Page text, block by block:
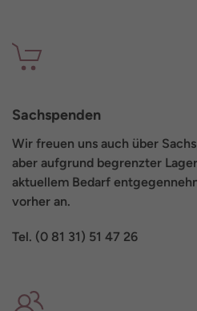
Sachspenden
Wir freuen uns auch über
aber aufgrund begrenzter
aktuellem Bedarf
vorher an.
Tel. (0 81 31) 51 47 26